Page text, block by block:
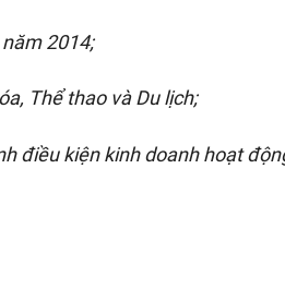
2014;
a, Thể thao và Du lịch;
điều kiện kinh doanh hoạt